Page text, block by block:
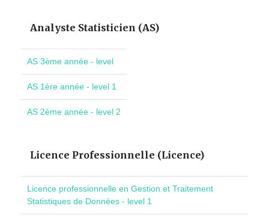
Analyste Statisticien (AS)
AS 3ème année - level
AS 1ère année - level 1
AS 2ème année - level 2
Licence Professionnelle (Licence)
Licence professionnelle en Gestion et Traitement
Statistiques de Données - level 1